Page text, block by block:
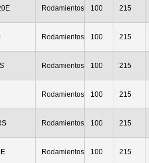
Rodamientos 100 215
Rodamientos 100 215
Rodamientos 100 215
Rodamientos 100 215
Rodamientos 100 215
Rodamientos 100 215